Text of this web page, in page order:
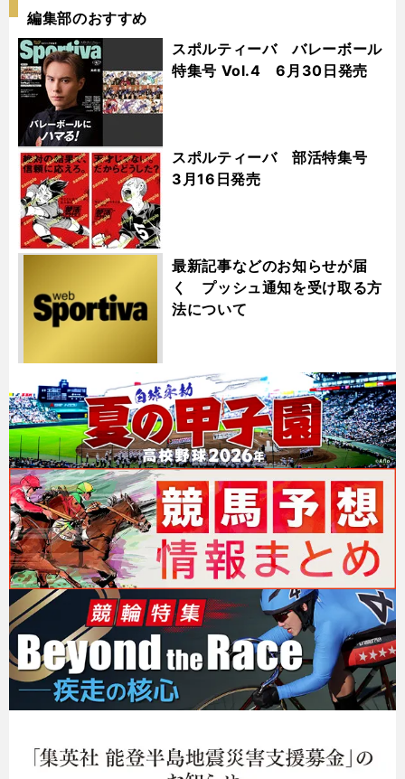
編集部のおすすめ
スポルティーバ バレーボール
特集号 Vol.4 6月30日発売
スポルティーバ 部活特集号
3月16日発売
最新記事などのお知らせが届
く プッシュ通知を受け取る方
法について